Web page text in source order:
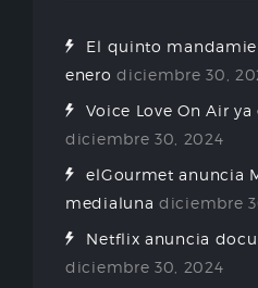
El quinto
enero diciembre 30,
Voice Love On Air
diciembre 30, 2024
elGourmet anuncia
medialuna diciembre
Netflix anuncia
diciembre 30, 2024